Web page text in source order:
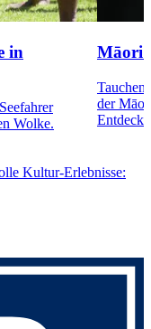
in
Wolke.
Māori
Tauchen
der
Kultur-Erlebnisse: